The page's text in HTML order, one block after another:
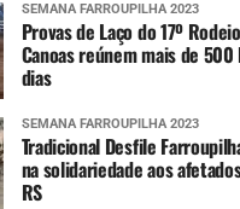
SEMANA FARROUPILHA 2023
Provas de Laço do 17º
Canoas reúnem mais de
dias
SEMANA FARROUPILHA 2023
Tradicional Desfile
na solidariedade aos
RS